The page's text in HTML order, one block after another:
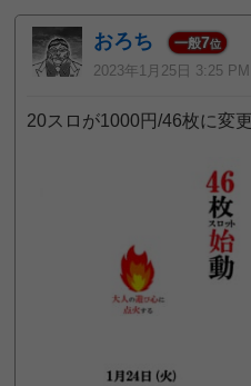
おろち 一般7位
2023年1月25日 3:25 PM
20スロが1000円/46枚に変更